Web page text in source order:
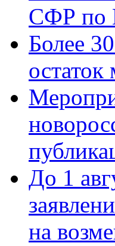
СФР по
Более
остаток
До 1
на